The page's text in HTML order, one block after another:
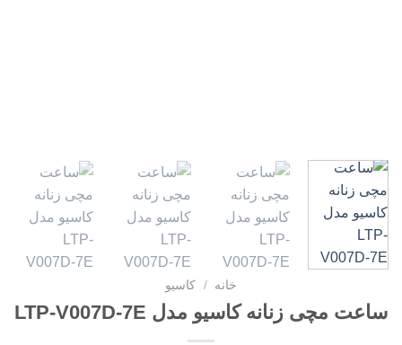
خانه / کاسیو
ساعت مچی زنانه کاسیو مدل LTP-V007D-7E